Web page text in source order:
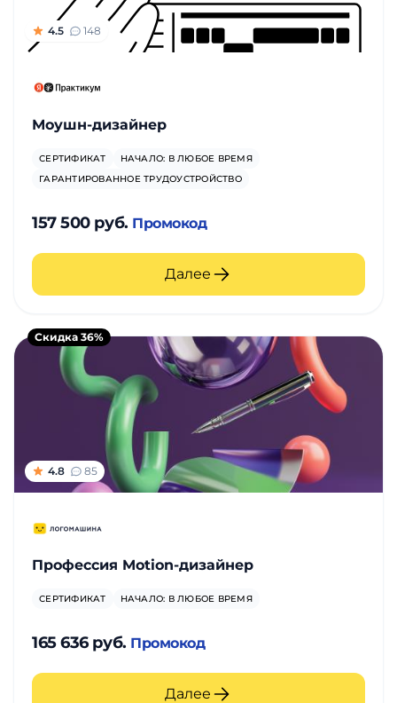
4.5 148
Моушн-дизайнер
СЕРТИФИКАТ
НАЧАЛО: В ЛЮБОЕ ВРЕМЯ
ГАРАНТИРОВАННОЕ ТРУДОУСТРОЙСТВО
157 500 руб. Промокод
Далее
4.8 85
Профессия Motion-дизайнер
СЕРТИФИКАТ НАЧАЛО: В ЛЮБОЕ ВРЕМЯ
165 636 руб. Промокод
Далее
Скидка 36%